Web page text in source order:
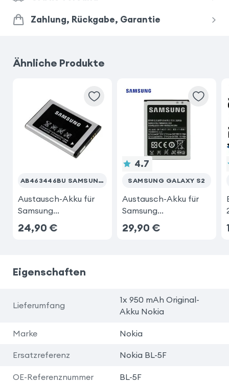
Zahlung, Rückgabe, Garantie
Ähnliche Produkte
AB463446BU SAMSUNG GERÄT
Austausch-Akku für
Samsung
AB463446BU
24,90 €
4.7
SAMSUNG GALAXY S2
Austausch-Akku für
Samsung
EBF1A2GBUC
29,90 €
Eigenschaften
Lieferumfang
1x 950 mAh Original-
Akku Nokia
Marke Nokia
Ersatzreferenz Nokia BL-5F
OE-Referenznummer BL-5F